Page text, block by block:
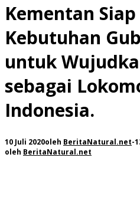
Kementan
Kebutuhan
untuk
sebagai
Indonesia.
10 Juli 2020oleh BeritaNatural.net-
oleh BeritaNatural.net